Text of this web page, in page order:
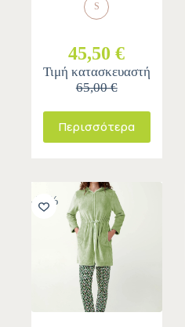
S
45,50 €
Τιμή κατασκευαστή
65,00 €
Περισσότερα
-30%